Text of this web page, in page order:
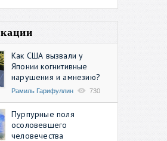
Как США вызвали у
Японии когнитивные
нарушения и амнезию?
Рамиль Гарифуллин 730
Пурпурные поля
осоловевшего
человечества